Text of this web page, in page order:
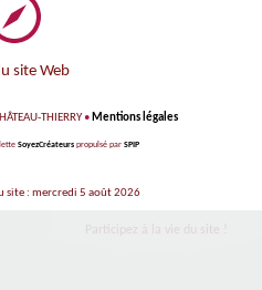
site Web
THIERRY• Mentions légales
SoyezCréateurspropulsé par SPIP
site : mercredi 5 août 2026
Participez à la vie du site !